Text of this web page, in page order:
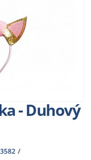
- Duhový